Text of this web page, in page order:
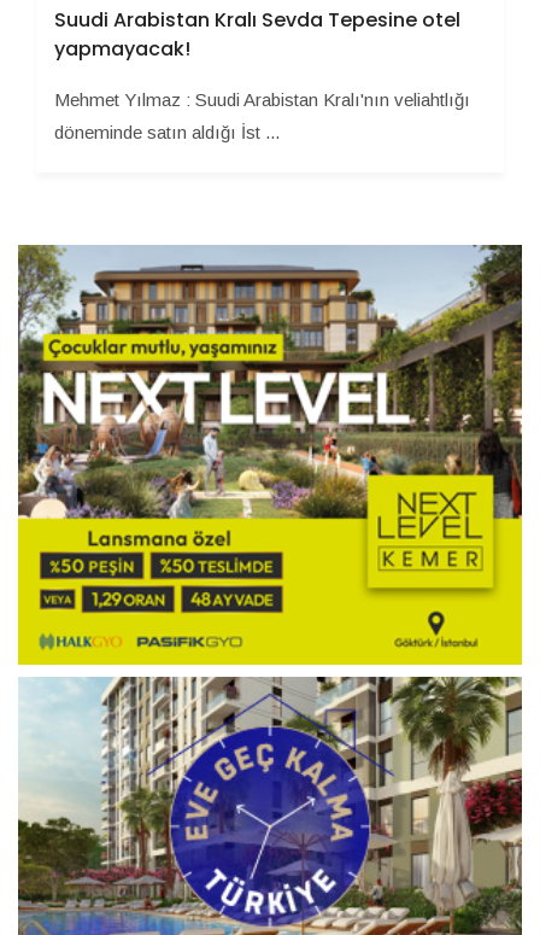
Suudi Arabistan Kralı Sevda Tepesine otel
yapmayacak!
Mehmet Yılmaz : Suudi Arabistan Kralı'nın veliahtlığı
döneminde satın aldığı İst ...